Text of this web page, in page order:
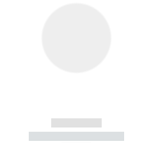
------------
----------- -----------